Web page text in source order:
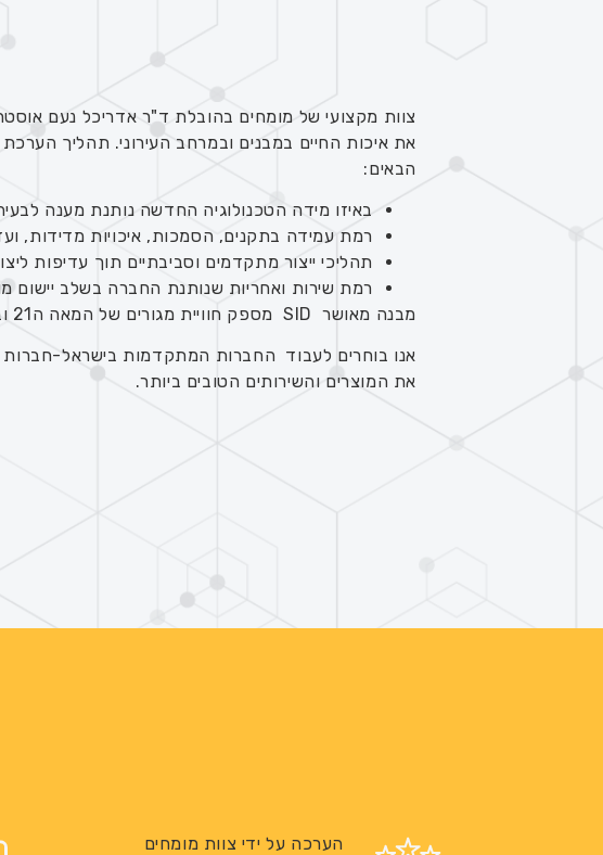
צוות מקצועי של מומחים בהובלת ד"ר אדריכל נעם
הבאים:
באיזו מידה הטכנולוגיה החדשה נותנת מענה
רמת עמידה בתקנים, הסמכות, איכויות מדידות,
תהליכי ייצור מתקדמים וסביבתיים תוך עדיפות
רמת שירות ואחריות שנותנת החברה בשלב יישום
מבנה מאושר SID מספק חוויית מגורים של המאה ה21 וביטחון מוגבר בעמידות ובאיכות המבנה לאורך שנים.
אנו בוחרים לעבוד החברות המתקדמות בישראל-
את המוצרים והשירותים הטובים ביותר.
הערכה על ידי צוות מומחים